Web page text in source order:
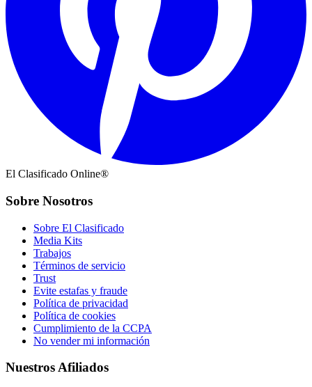
El Clasificado Online®
Sobre Nosotros
Sobre El Clasificado
Media Kits
Trabajos
Términos de servicio
Trust
Evite estafas y fraude
Política de privacidad
Política de cookies
Cumplimiento de la CCPA
No vender mi información
Nuestros Afiliados